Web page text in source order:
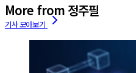
More from 정주필